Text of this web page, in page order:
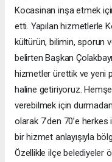
Kocasinan inşa etmek
etti. Yapılan hizmetlerle
kültürün, bilimin, sporun
belirten Başkan
hizmetler ürettik ve yeni
haline getiriyoruz.
verebilmek için
olarak 7’den 70’e
bir hizmet anlayışıyla
Özellikle ilçe belediyeler